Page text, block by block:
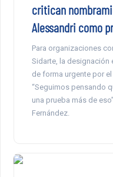
critican
Alessandri como
Para organizaciones
Sidarte, la designación
de forma urgente por
“Seguimos pensando
una prueba más de
Fernández.